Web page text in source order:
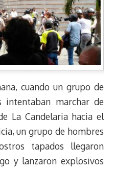
cuando un grupo de
intentaban marchar de
La Candelaria hacia el
un grupo de hombres
tapados llegaron
y lanzaron explosivos